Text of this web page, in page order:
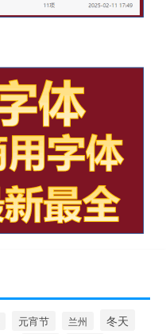
元宵节 兰州 冬天